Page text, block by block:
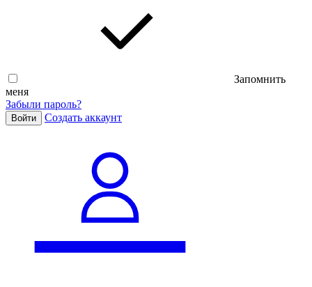
Запомнить
меня
Забыли пароль?
Войти Cоздать аккаунт